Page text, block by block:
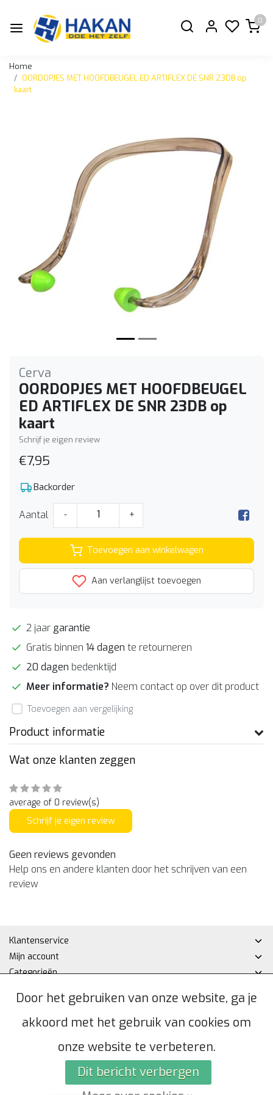
0
Home
OORDOPJES MET HOOFDBEUGEL ED ARTIFLEX DE SNR 23DB op
kaart
Cerva
OORDOPJES MET HOOFDBEUGEL
ED ARTIFLEX DE SNR 23DB op
kaart
Schrijf je eigen review
€7,95
Backorder
Aantal - +
Toevoegen aan winkelwagen
Aan verlanglijst toevoegen
2 jaar garantie
Gratis binnen 14 dagen te retourneren
20 dagen bedenktijd
Meer informatie? Neem contact op over dit product
Toevoegen aan vergelijking
Product informatie
Wat onze klanten zeggen
average of 0 review(s)
Schrijf je eigen review
Geen reviews gevonden
Help ons en andere klanten door het schrijven van een
review
Klantenservice
Mijn account
Categorieën
© Copyright 2026 - Hakan DHZ | Realisatie InStijl Media
Door het gebruiken van onze website, ga je
akkoord met het gebruik van cookies om
onze website te verbeteren.
Dit bericht verbergen